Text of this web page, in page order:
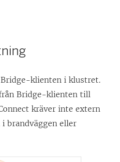
ö
p
p
n
klienten i klustret.
Bridge-klienten till
kräver inte extern
brandväggen eller